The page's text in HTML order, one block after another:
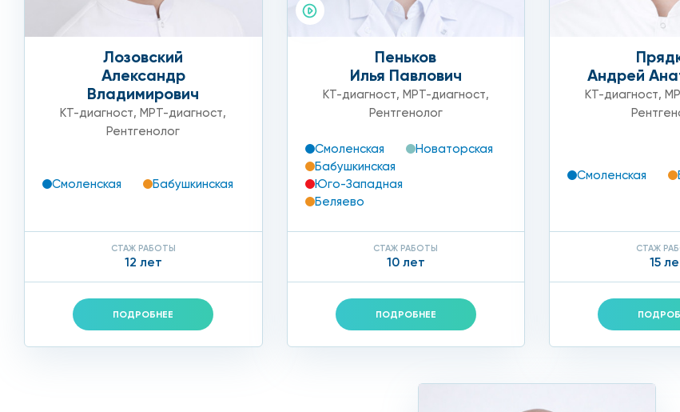
Лозовский
Александр
Владимирович
КТ-диагност, МРТ-диагност,
Рентгенолог
Смоленская Бабушкинская
СТАЖ РАБОТЫ
12 лет
ПОДРОБНЕЕ
Пеньков
Илья Павлович
КТ-диагност, МРТ-диагност,
Рентгенолог
Смоленская
Новаторская
Бабушкинская
Юго-Западная
Беляево
СТАЖ РАБОТЫ
10 лет
ПОДРОБНЕЕ
Андрей
КТ-диагност,
Смоленская
СТАЖ
15